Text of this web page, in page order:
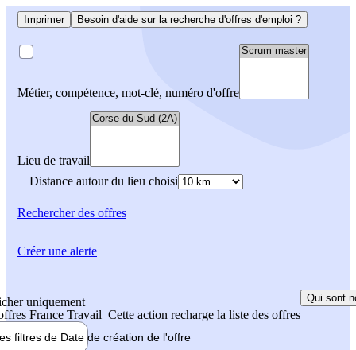
Imprimer Besoin d'aide sur la recherche d'offres d'emploi ?
Métier, compétence, mot-clé, numéro d'offre
Lieu de travail
Distance autour du lieu choisi
Rechercherdes offres
uniquement
France Travail Cette action recharge la liste des offres
Qui sont
filtres de Date de création de l'offre
Créer une alerte